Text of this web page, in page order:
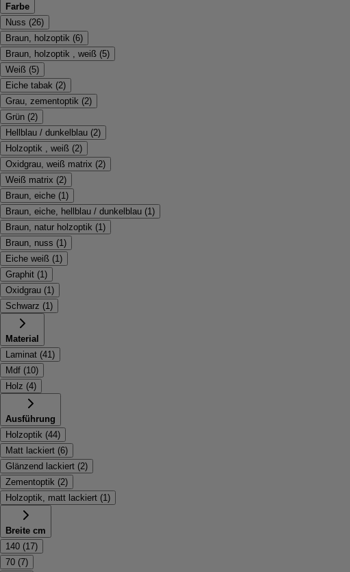
Farbe
Nuss (26)
Braun, holzoptik (6)
Braun, holzoptik , weiß (5)
Weiß (5)
Eiche tabak (2)
Grau, zementoptik (2)
Grün (2)
Hellblau / dunkelblau (2)
Holzoptik , weiß (2)
Oxidgrau, weiß matrix (2)
Weiß matrix (2)
Braun, eiche (1)
Braun, eiche, hellblau / dunkelblau (1)
Braun, natur holzoptik (1)
Braun, nuss (1)
Eiche weiß (1)
Graphit (1)
Oxidgrau (1)
Schwarz (1)
Material
Laminat (41)
Mdf (10)
Holz (4)
Ausführung
Holzoptik (44)
Matt lackiert (6)
Glänzend lackiert (2)
Zementoptik (2)
Holzoptik, matt lackiert (1)
Breite cm
140 (17)
70 (7)